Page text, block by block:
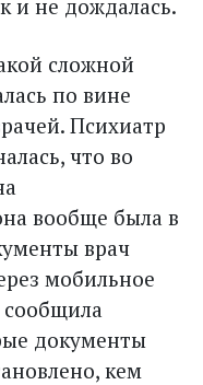
и не дождалась.
сложной
по вине
Психиатр
что во
вообще была в
врач
мобильное
документы
кем